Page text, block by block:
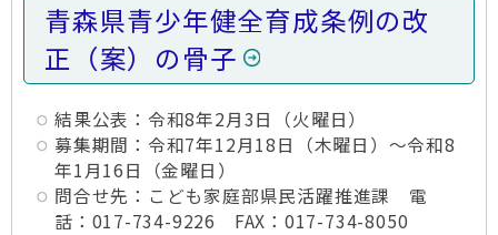
青森県青少年健全育成条例の改
正（案）の骨子
結果公表：令和8年2月3日（火曜日）
募集期間：令和7年12月18日（木曜日）～令和8
年1月16日（金曜日）
問合せ先：こども家庭部県民活躍推進課 電
話：017-734-9226 FAX：017-734-8050